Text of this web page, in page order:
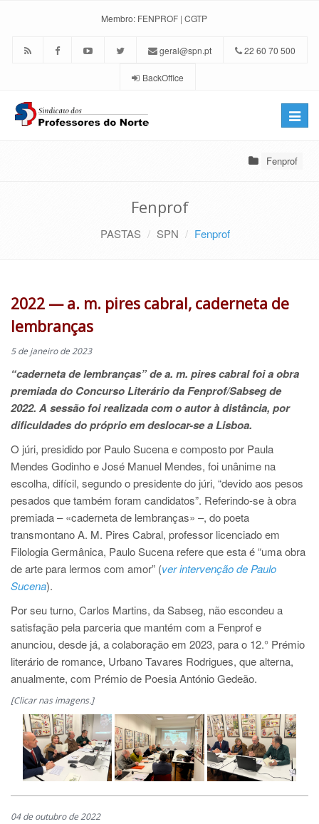
Membro: FENPROF | CGTP
geral@spn.pt 22 60 70 500
BackOffice
Toggle
Fenprof
Fenprof
PASTAS SPN Fenprof
2022 — a. m. pires cabral, caderneta de
lembranças
5 de janeiro de 2023
“caderneta de lembranças” de a. m. pires cabral foi a obra
premiada do Concurso Literário da Fenprof/Sabseg de
2022. A sessão foi realizada com o autor à distância, por
dificuldades do próprio em deslocar-se a Lisboa.
O júri, presidido por Paulo Sucena e composto por Paula
Mendes Godinho e José Manuel Mendes, foi unânime na
escolha, difícil, segundo o presidente do júri, “devido aos pesos
pesados que também foram candidatos”. Referindo-se à obra
premiada – «caderneta de lembranças» –, do poeta
transmontano A. M. Pires Cabral, professor licenciado em
Filologia Germânica, Paulo Sucena refere que esta é “uma obra
de arte para lermos com amor” (ver intervenção de Paulo
Sucena).
Por seu turno, Carlos Martins, da Sabseg, não escondeu a
satisfação pela parceria que mantém com a Fenprof e
anunciou, desde já, a colaboração em 2023, para o 12.° Prémio
literário de romance, Urbano Tavares Rodrigues, que alterna,
anualmente, com Prémio de Poesia António Gedeão.
[Clicar nas imagens.]
04 de outubro de 2022